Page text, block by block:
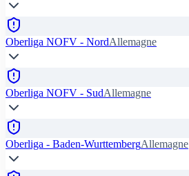
Oberliga NOFV - NordAllemagne
Oberliga NOFV - SudAllemagne
Oberliga - Baden-WurttembergAllemagne